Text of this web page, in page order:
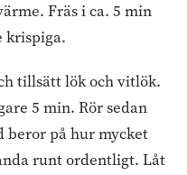
Fräs i ca. 5 min
tillsätt lök och vitlök.
5 min. Rör sedan
beror på hur mycket
runt ordentligt. Låt